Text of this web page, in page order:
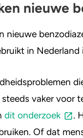
nieuwe
nieuwe
in Nederland
vaker voor
dit onderzoek
.
Of dat